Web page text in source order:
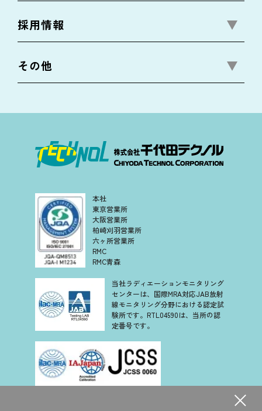
採用情報
その他
本社
東京営業所
大阪営業所
柏崎刈羽営業所
六ヶ所営業所
RMC
RMC青森
当社ラディエーションモニタリング
センターは、国際MRA対応JAB放射
線モニタリング分野における認定試
験所です。RTL04590は、当所の認
定番号です。